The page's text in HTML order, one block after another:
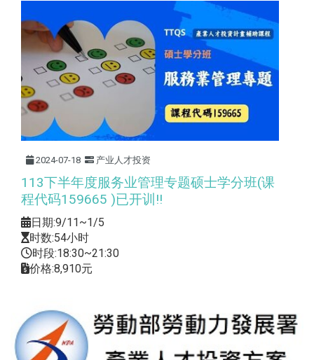
2024-07-18 产业人才投资
113下半年度服务业管理专题硕士学分班(课
程代码159665 )已开训!!
日期:9/11~1/5
时数:54小时
时段:18:30~21:30
价格:8,910元